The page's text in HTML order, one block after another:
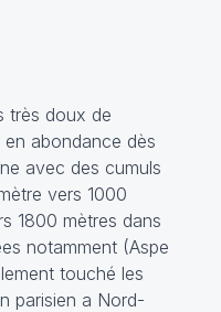
très doux de
abondance dès
avec des cumuls
vers 1000
1800 mètres dans
notamment (Aspe
touché les
parisien a Nord-